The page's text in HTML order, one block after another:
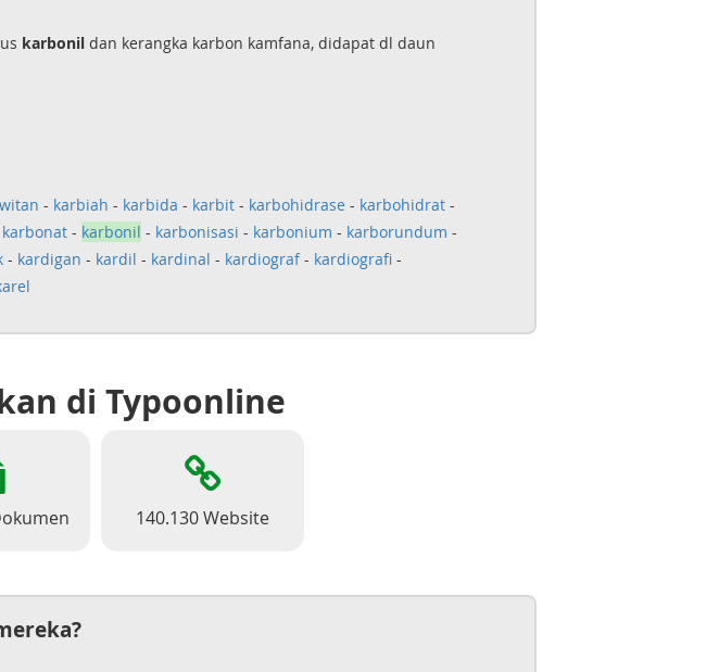
karbonildan kerangka karbon kamfana, didapat dl daun
- karbiah - karbida - karbit- karbohidrase - karbohidrat-
karbonat- karbonil - karbonisasi - karbonium - karborundum -
- kardigan - kardil - kardinal - kardiograf- kardiografi -
di Typoonline
140.130 Website